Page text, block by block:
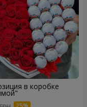
в коробке